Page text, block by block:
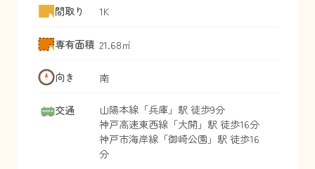
間取り 1K
専有面積 21.68㎡
向き 南
交通 山陽本線「兵庫」駅 徒歩9分
神戸高速東西線「大開 」駅 徒歩16分
神戸市海岸線「御崎公園 」駅 徒歩16
分